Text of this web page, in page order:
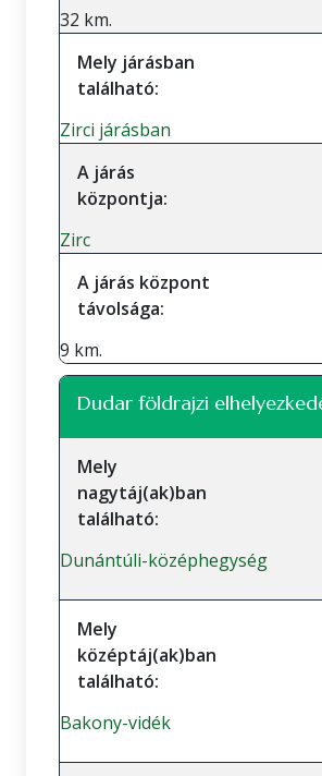
32 km.
Mely járásban
található:
Zirci járásban
A járás
központja:
Zirc
A járás központ
távolsága:
9 km.
Dudar földrajzi
Mely
nagytáj(ak)ban
található:
Dunántúli-középhegység
Mely
középtáj(ak)ban
található:
Bakony-vidék